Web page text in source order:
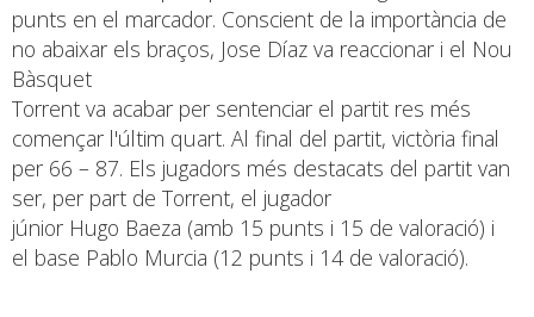
punts en el marcador. Conscient de la importància de
no abaixar els braços, Jose Díaz va reaccionar i el Nou
Bàsquet
Torrent va acabar per sentenciar el partit res més
començar l'últim quart. Al final del partit, victòria final
per 66 – 87. Els jugadors més destacats del partit van
ser, per part de Torrent, el jugador
júnior Hugo Baeza (amb 15 punts i 15 de valoració) i
el base Pablo Murcia (12 punts i 14 de valoració).